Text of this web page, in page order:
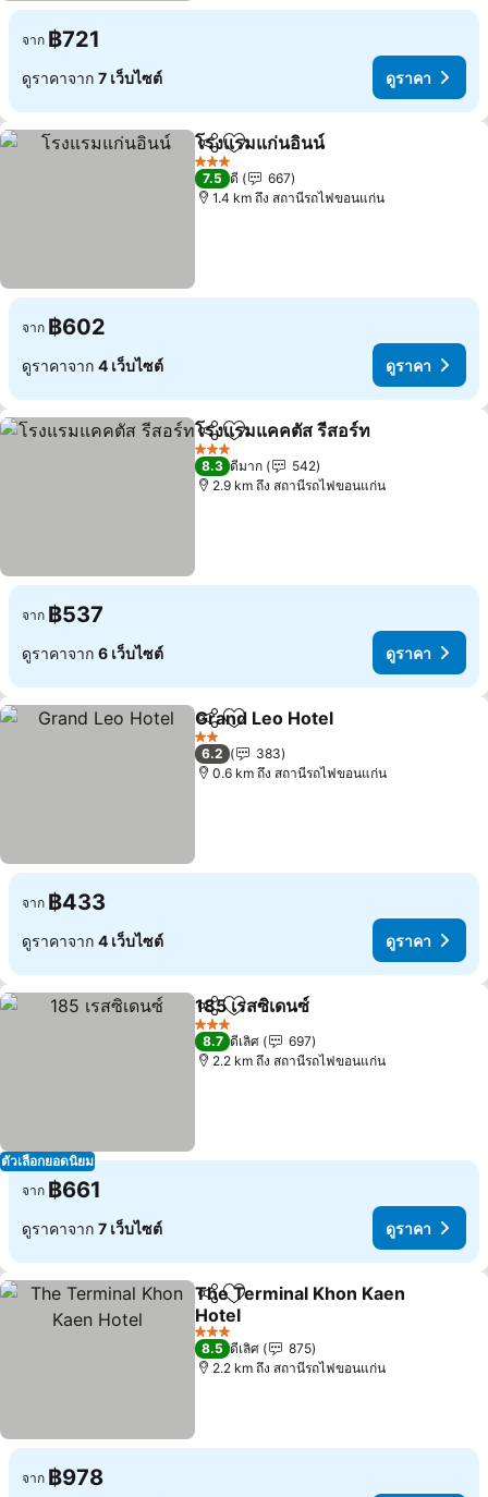
จาก ฿721
ดูราคาจาก 7 เว็บไซต์ ดูราคา
แชร์ เพิ่มในรายการโปรด
โรงแรมแก่นอินน์
3 ดาว
7.5 ดี
667
1.4 km ถึง สถานีรถไฟขอนแก่น
จาก ฿602
ดูราคาจาก 4 เว็บไซต์ ดูราคา
แชร์ เพิ่มในรายการโปรด
โรงแรมแคคตัส รีสอร์ท
3 ดาว
8.3 ดีมาก
542
2.9 km ถึง สถานีรถไฟขอนแก่น
จาก ฿537
ดูราคาจาก 6 เว็บไซต์ ดูราคา
แชร์ เพิ่มในรายการโปรด
Grand Leo Hotel
2 ดาว
6.2
383
0.6 km ถึง สถานีรถไฟขอนแก่น
จาก ฿433
ดูราคาจาก 4 เว็บไซต์ ดูราคา
ตัวเลือกยอดนิยม
แชร์ เพิ่มในรายการโปรด
185 เรสซิเดนซ์
3 ดาว
8.7 ดีเลิศ
697
2.2 km ถึง สถานีรถไฟขอนแก่น
จาก ฿661
ดูราคาจาก 7 เว็บไซต์ ดูราคา
แชร์ เพิ่มในรายการโปรด
The Terminal Khon Kaen
Hotel
3 ดาว
8.5 ดีเลิศ
875
2.2 km ถึง สถานีรถไฟขอนแก่น
จาก ฿978